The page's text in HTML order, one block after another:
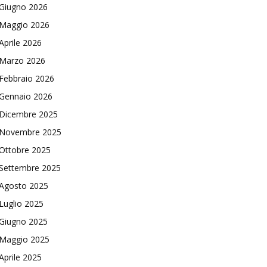
2026
2026
2026
2026
2026
2026
2025
2025
2025
2025
2025
2025
2025
2025
2025